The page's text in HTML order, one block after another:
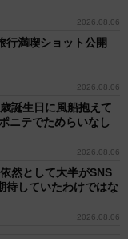
2026.08.06
満喫ショット公開
2026.08.06
誕生日に風船抱えて
ニテでためらいなし
2026.08.06
然として大半がSNS
していたわけではな
2026.08.06